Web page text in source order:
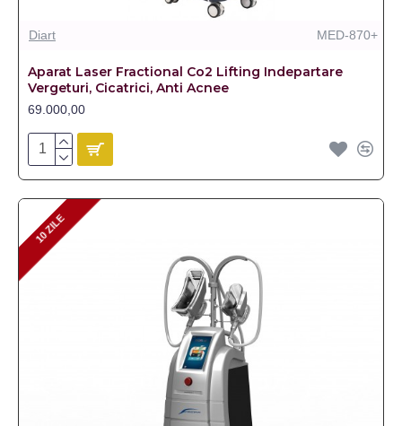
Diart MED-870+
Aparat Laser Fractional Co2 Lifting Indepartare
Vergeturi, Cicatrici, Anti Acnee
69.000,00
10 ZILE
10 ZILE